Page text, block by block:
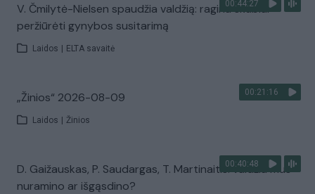
00:44:27
V. Čmilytė-Nielsen spaudžia valdžią: ragina skubiai
peržiūrėti gynybos susitarimą
Laidos ELTA savaitė
00:21:16
„Žinios“ 2026-08-09
Laidos Žinios
00:40:48
D. Gaižauskas, P. Saudargas, T. Martinaitis: valdžia mus
nuramino ar išgąsdino?